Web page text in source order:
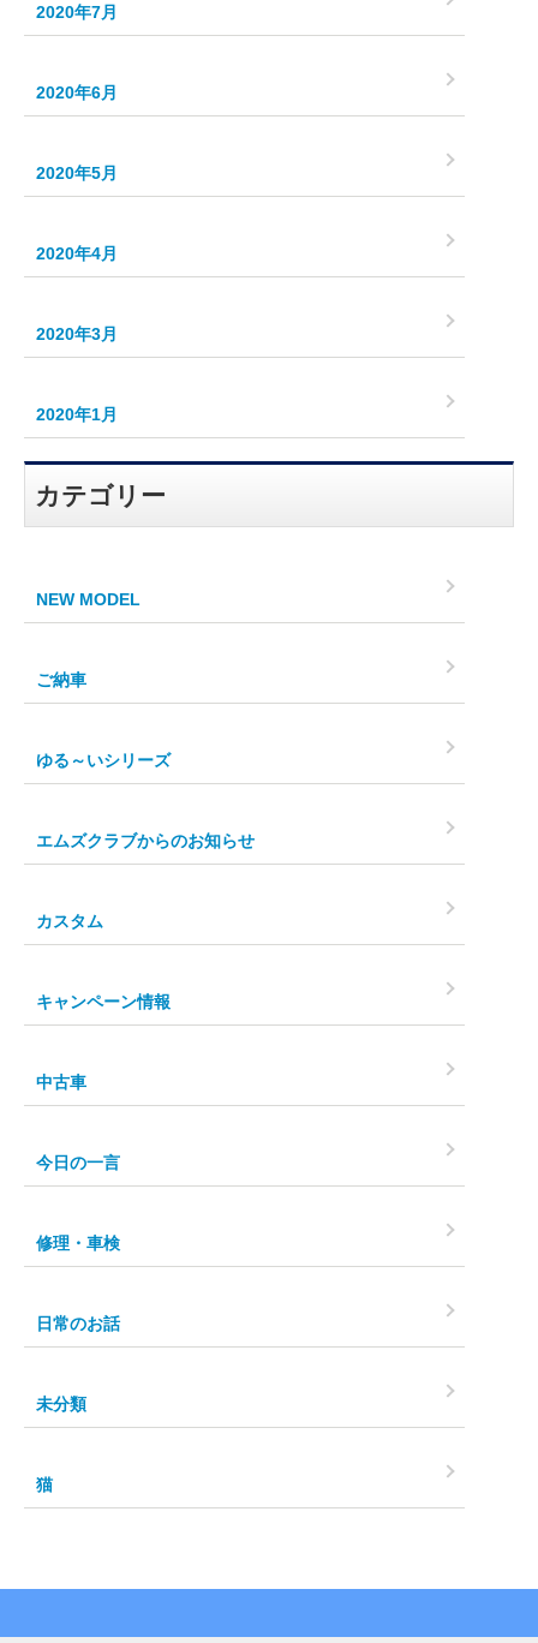
2020年7月
2020年6月
2020年5月
2020年4月
2020年3月
2020年1月
カテゴリー
NEW MODEL
ご納車
ゆる～いシリーズ
エムズクラブからのお知らせ
カスタム
キャンペーン情報
中古車
今日の一言
修理・車検
日常のお話
未分類
猫